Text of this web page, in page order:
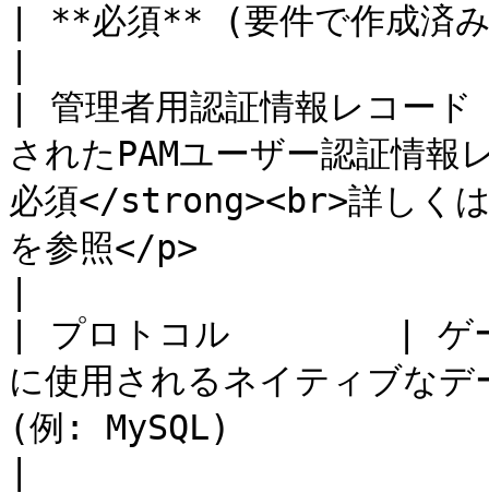
| **必須** (要件で作成済
| 管理者用認証情報レコー
されたPAMユーザー認証
必須</strong><br>詳しく
を参照</p>
| プロトコル        | ゲー
に使用されるネイティブな
(例: MySQL)